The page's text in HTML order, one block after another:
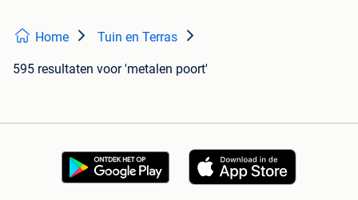
Home Tuin en Terras
595 resultaten voor 'metalen poort'